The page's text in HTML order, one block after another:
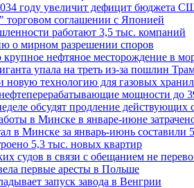
году увеличит дефицит бюджета
соглашении с Японией
работают 3,5 тыс. компаний
о мирном разрешении споров
нефтяное месторождение в
упала на треть из-за пошлин
технологию для газовых
мощности до
обсудят продление действующих
в Минске в январе-июне
в Минске за январь-июнь составили
5,3 тыс. новых квартир
судов в связи с обещанием не
первые аресты в Польше
запуск завода в Венгрии